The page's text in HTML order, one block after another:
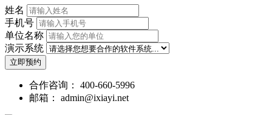
姓名
手机号
单位名称
演示系统
立即预约
合作咨询： 400-660-5996
邮箱： admin@ixiayi.net